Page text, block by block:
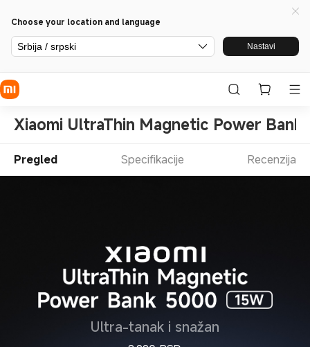
Choose your location and language
Srbija / srpski Nastavi
Xiaomi UltraThin Magnetic Power Bank
Pregled Specifikacije Recenzija
Ultra-tanak i snažan